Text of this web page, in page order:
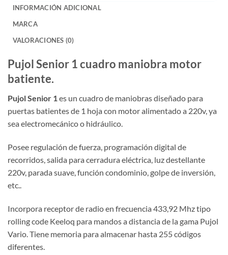
INFORMACIÓN ADICIONAL
MARCA
VALORACIONES (0)
Pujol Senior 1 cuadro maniobra motor
batiente.
Pujol Senior 1es un cuadro de maniobras diseñado para
puertas batientes de 1 hoja con motor alimentado a 220v, ya
sea electromecánico o hidráulico.
Posee regulación de fuerza, programación digital de
recorridos, salida para cerradura eléctrica, luz destellante
220v, parada suave, función condominio, golpe de inversión,
etc..
Incorpora receptor de radio en frecuencia 433,92 Mhz tipo
rolling code Keeloq para mandos a distancia de la gama Pujol
Vario. Tiene memoria para almacenar hasta 255 códigos
diferentes.